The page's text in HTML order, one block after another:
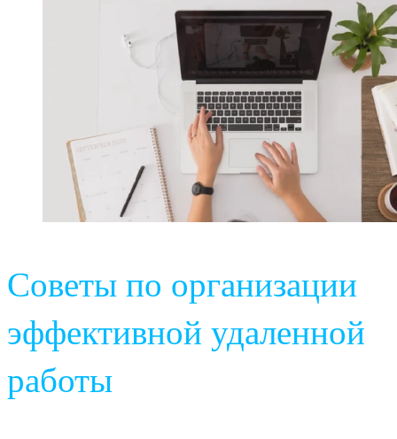
Советы по организации
эффективной удаленной
работы